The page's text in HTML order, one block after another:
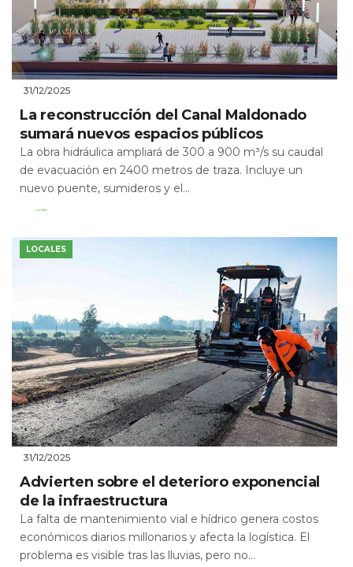
31/12/2025
La reconstrucción del Canal Maldonado
sumará nuevos espacios públicos
La obra hidráulica ampliará de 300 a 900 m³/s su caudal
de evacuación en 2400 metros de traza. Incluye un
nuevo puente, sumideros y el...
Leer Más
LOCALES
31/12/2025
Advierten sobre el deterioro exponencial
de la infraestructura
La falta de mantenimiento vial e hídrico genera costos
económicos diarios millonarios y afecta la logística. El
problema es visible tras las lluvias, pero no...